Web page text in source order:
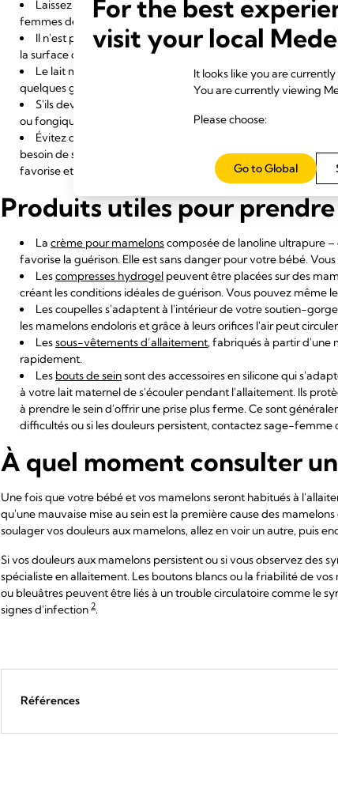
Laissez sécher vos mamelons à l'air libre ou tamponnez-
femmes de frotter leurs mamelons pour les renforcer, mais ce
Il n'est pas nécessaire de nettoyer les seins ou les
la surface de votre sein peuvent favoriser le développement
Le lait maternel fraîchement exprimé peut favoriser la
quelques gouttes de lait avant et après l'allaitement.
S'ils deviennent humides, changez fréquemment vos
ou fongiques, notamment le muguet6.
Évitez d'attendre trop longtemps entre deux séances
besoin de se nourrir à la demande pour rester en bonne
favorise et maintient votre production. Continuez donc
Produits utiles pour prendre
La crème pour mamelonscomposée de lanoline ultrapure
favorise la guérison. Elle est sans danger pour votre bébé.
Lescompresses hydrogel peuvent être placées sur des
créant les conditions idéales de guérison. Vous pouvez même
Les coupelles s'adaptent à l'intérieur de votre soutien-
les mamelons endoloris et grâce à leurs orifices l'air peut
Lessous-vêtements d’allaitement, fabriqués à partir d'une
rapidement.
Les bouts de seinsont des accessoires en silicone qui
à votre lait maternel de s'écouler pendant l'allaitement. Ils
à prendre le sein d'offrir une prise plus ferme. Ce sont
difficultés ou si les douleurs persistent, contactez sage-femme
À quel moment consulter
Une fois que votre bébé et vos mamelons seront habitués à
qu'une mauvaise mise au sein est la première cause des
soulager vos douleurs aux mamelons, allez en voir un autre, puis
Si vos douleurs aux mamelons persistent ou si vous observez des
spécialiste en allaitement. Les boutons blancs ou la friabilité de
ou bleuâtres peuvent être liés à un trouble circulatoire comme le
signes d'infection 2.
Références
For the best
visit your local
It looks like you are
You are currently viewing
Please choose:
Go to Global